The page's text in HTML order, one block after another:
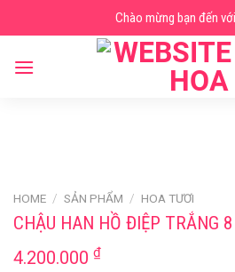
to
Chào mừng bạn đến
HOME / SẢN PHẨM / HOA TƯƠI
CHẬU HAN HỒ ĐIỆP TRẮNG
4.200.000 ₫